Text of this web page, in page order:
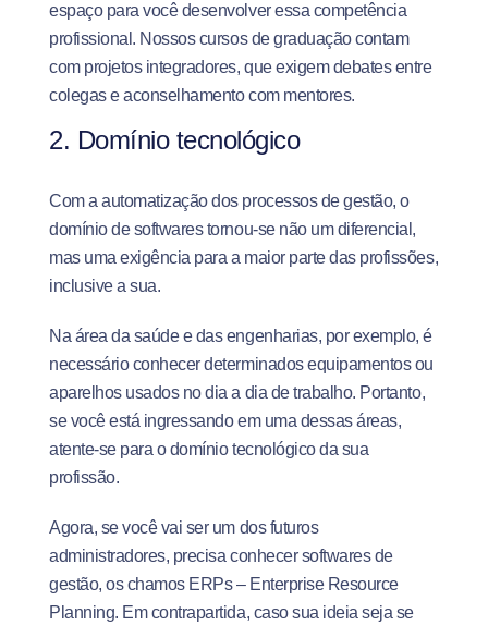
espaço para você desenvolver essa competência
profissional. Nossos cursos de graduação contam
com projetos integradores, que exigem debates entre
colegas e aconselhamento com mentores.
2. Domínio tecnológico
Com a automatização dos processos de gestão, o
domínio de softwares tornou-se não um diferencial,
mas uma exigência para a maior parte das profissões,
inclusive a sua.
Na área da saúde e das engenharias, por exemplo, é
necessário conhecer determinados equipamentos ou
aparelhos usados no dia a dia de trabalho. Portanto,
se você está ingressando em uma dessas áreas,
atente-se para o domínio tecnológico da sua
profissão.
Agora, se você vai ser um dos futuros
administradores, precisa conhecer softwares de
gestão, os chamos ERPs – Enterprise Resource
Planning. Em contrapartida, caso sua ideia seja se